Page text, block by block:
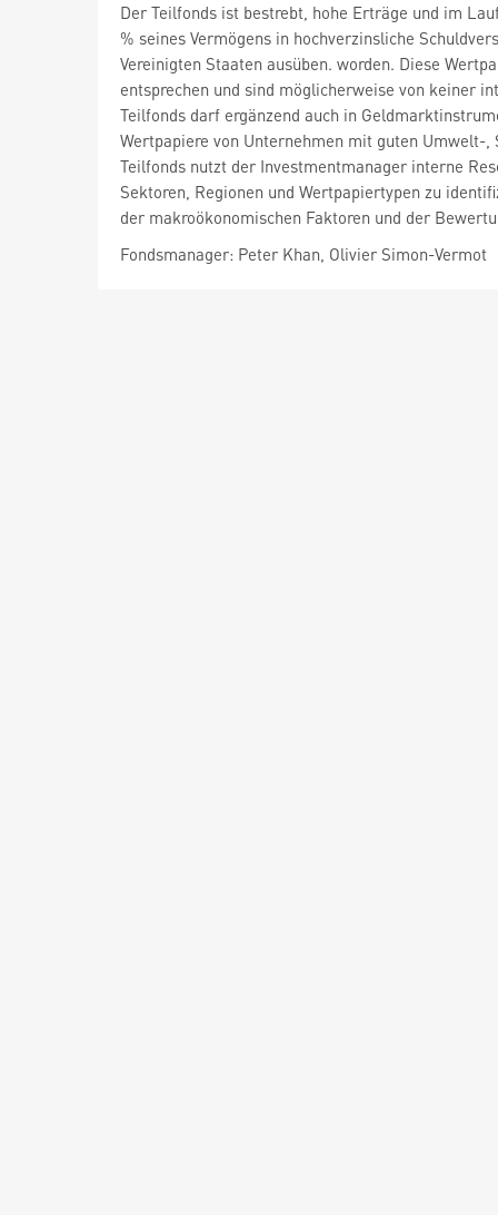
Der Teilfonds ist bestrebt, hohe Erträge und im
% seines Vermögens in hochverzinsliche
Vereinigten Staaten ausüben. worden. Diese
entsprechen und sind möglicherweise von keiner
Teilfonds darf ergänzend auch in
Wertpapiere von Unternehmen mit guten Umwelt-,
Teilfonds nutzt der Investmentmanager interne
Sektoren, Regionen und Wertpapiertypen zu
der makroökonomischen Faktoren und der
Fondsmanager: Peter Khan, Olivier Simon-Vermot